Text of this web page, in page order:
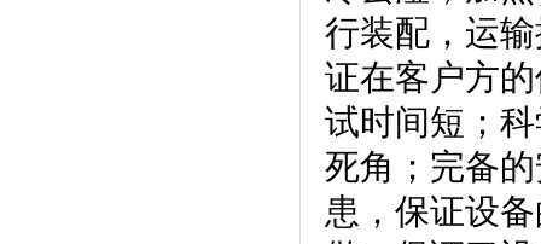
行装配，运
证在客户方的
试时间短
死角；完备
患，保证设